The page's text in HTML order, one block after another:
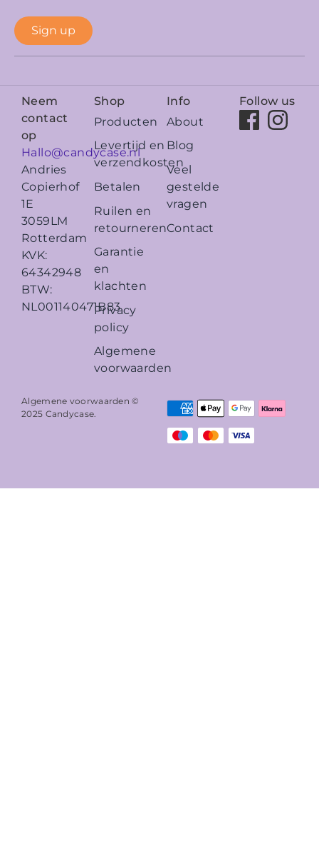
Sign up
Neem
contact
op
Hallo@candycase.nl
Andries
Copierhof
1E
3059LM
Rotterdam
KVK:
64342948
BTW:
NL001140471B83
Shop
Producten
Levertijd en
verzendkosten
Betalen
Ruilen en
retourneren
Garantie
en
klachten
Privacy
policy
Algemene
voorwaarden
Info
About
Blog
Veel
gestelde
vragen
Contact
Follow us
Algemene voorwaarden ©
2025 Candycase.